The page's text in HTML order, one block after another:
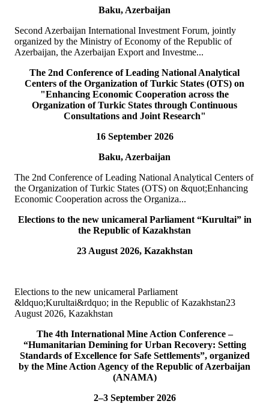
TURKPA delegation meets with the Prime Minister of the
TRNC
On 19 July 2026, a delegation of the International Secretariat of the
Deputy Secretary General o...
ТОЛЫҒЫРАҚ
ТҮРКПА делегациясы Солтүстік Кипр Түрік
Түркі мемлекеттерінің Парламенттік Ассамблеясы (ТҮРКПА)
Халықаралық хатшылығының Бас хатшысының міндетін
атқарушы орынбасары Бектұр Базакеевтің жетекшілігіндегі...
On 15 July 2026, Deputy Secretary General of TURKPA Mr.
Muhammet Alper Hayali participated in a commemorative event
dedicated to 15 July Democracy and National...
ТОЛЫҒЫРАҚ
Jul
TURKPA participated in IPU webinar on the Protection of the
Environment in Armed Conflict
Baku, Azerbaijan
Second Azerbaijan International Investment Forum, jointly
organized by the Ministry of Economy of the Republic of
Azerbaijan, the Azerbaijan Export and Investme...
The 2nd Conference of Leading National Analytical
Centers of the Organization of Turkic States (OTS) on
"Enhancing Economic Cooperation across the
Organization of Turkic States through Continuous
Consultations and Joint Research"
16 September 2026
Baku, Azerbaijan
The 2nd Conference of Leading National Analytical Centers of
the Organization of Turkic States (OTS) on &quot;Enhancing
Economic Cooperation across the Organiza...
Elections to the new unicameral Parliament “Kurultai” in
the Republic of Kazakhstan
23 August 2026, Kazakhstan
Elections to the new unicameral Parliament
&ldquo;Kurultai&rdquo; in the Republic of Kazakhstan23
August 2026, Kazakhstan
The 4th International Mine Action Conference –
“Humanitarian Demining for Urban Recovery: Setting
Standards of Excellence for Safe Settlements”, organized
by the Mine Action Agency of the Republic of Azerbaijan
(ANAMA)
2–3 September 2026